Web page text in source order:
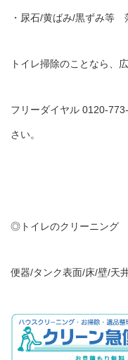
・尿石/黄ばみ/黒ずみ等
トイレ掃除のことなら、
フリーダイヤル 0120-
さい。
◎トイレのクリーニング
便器/タンク表面/床/壁/天